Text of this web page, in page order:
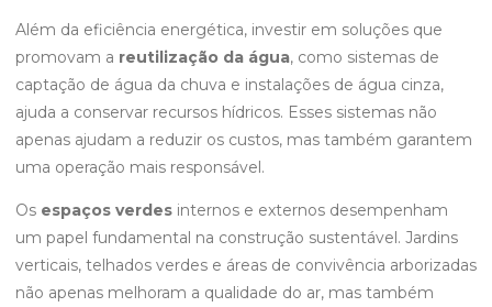
Além da eficiência energética, investir em soluções que
promovam a reutilização da água, como sistemas de
captação de água da chuva e instalações de água cinza,
ajuda a conservar recursos hídricos. Esses sistemas não
apenas ajudam a reduzir os custos, mas também garantem
uma operação mais responsável.
Os espaços verdes internos e externos desempenham
um papel fundamental na construção sustentável. Jardins
verticais, telhados verdes e áreas de convivência arborizadas
não apenas melhoram a qualidade do ar, mas também